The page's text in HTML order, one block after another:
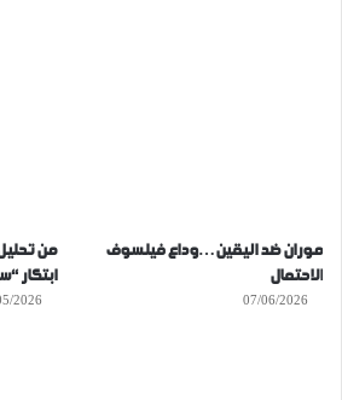
موران ضد اليقين…وداع فيلسوف
الاحتمال
07/06/2026
من
ابتكار
2026